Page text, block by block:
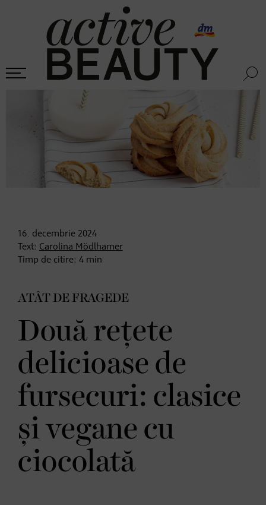
16. decembrie 2024
Text: Carolina Mödlhamer
Timp de citire: 4 min
ATÂT DE FRAGEDE
Două rețete
delicioase de
fursecuri: clasice
și vegane cu
ciocolată